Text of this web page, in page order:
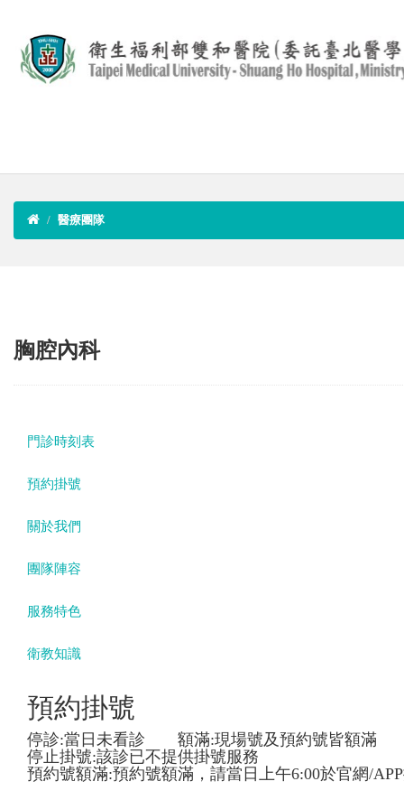
醫療團隊
胸腔內科
門診時刻表
預約掛號
關於我們
團隊陣容
服務特色
衛教知識
預約掛號
停診:當日未看診 額滿:現場號及預約號皆額滿
停止掛號:該診已不提供掛號服務
預約號額滿:預約號額滿，請當日上午6:00於官網/